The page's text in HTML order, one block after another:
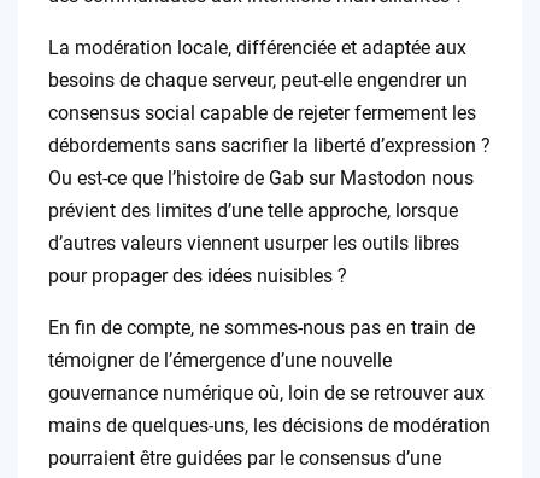
La modération locale, différenciée et adaptée aux
besoins de chaque serveur, peut-elle engendrer un
consensus social capable de rejeter fermement les
débordements sans sacrifier la liberté d’expression ?
Ou est-ce que l’histoire de Gab sur Mastodon nous
prévient des limites d’une telle approche, lorsque
d’autres valeurs viennent usurper les outils libres
pour propager des idées nuisibles ?
En fin de compte, ne sommes-nous pas en train de
témoigner de l’émergence d’une nouvelle
gouvernance numérique où, loin de se retrouver aux
mains de quelques-uns, les décisions de modération
pourraient être guidées par le consensus d’une